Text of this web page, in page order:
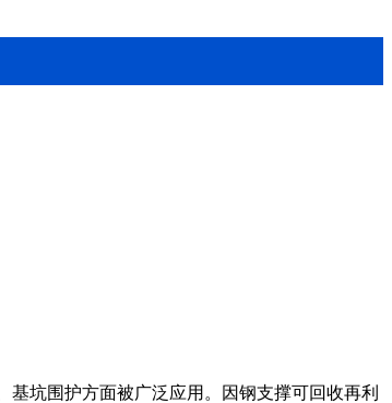
坑围护方面被广泛应用。因钢支撑可回收再利